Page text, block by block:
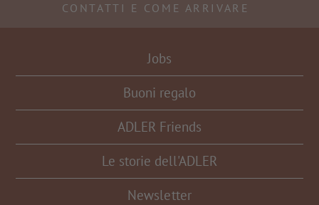
CONTATTI E COME ARRIVARE
Jobs
Buoni regalo
ADLER Friends
Le storie dell'ADLER
Newsletter